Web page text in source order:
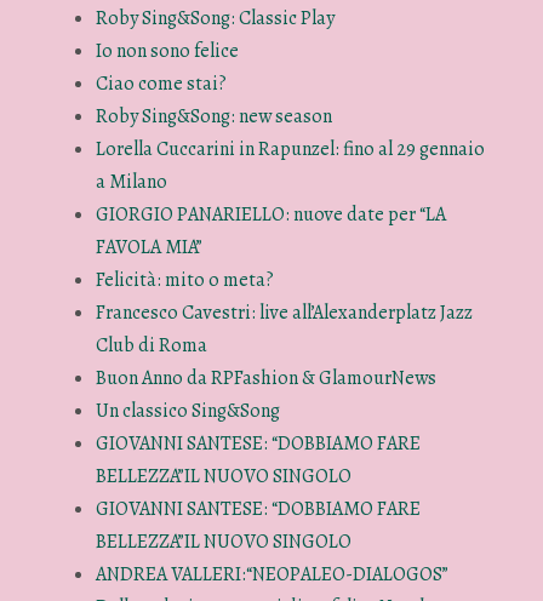
Roby Sing&Song: Classic Play
Io non sono felice
Ciao come stai?
Roby Sing&Song: new season
Lorella Cuccarini in Rapunzel: fino al 29 gennaio
a Milano
GIORGIO PANARIELLO: nuove date per “LA
FAVOLA MIA”
Felicità: mito o meta?
Francesco Cavestri: live all’Alexanderplatz Jazz
Club di Roma
Buon Anno da RPFashion & GlamourNews
Un classico Sing&Song
GIOVANNI SANTESE: “DOBBIAMO FARE
BELLEZZA”IL NUOVO SINGOLO
GIOVANNI SANTESE: “DOBBIAMO FARE
BELLEZZA”IL NUOVO SINGOLO
ANDREA VALLERI:“NEOPALEO-DIALOGOS”